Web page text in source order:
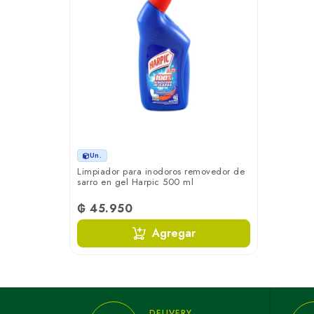
Un.
Limpiador para inodoros removedor de
sarro en gel Harpic 500 ml
₲ 45.950
Agregar